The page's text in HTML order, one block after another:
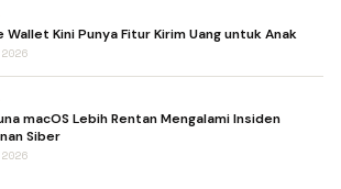
Wallet Kini Punya Fitur Kirim Uang untuk Anak
macOS Lebih Rentan Mengalami Insiden
Siber